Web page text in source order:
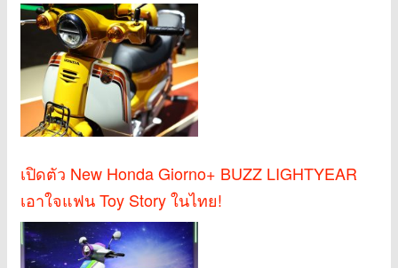
เปิดตัว New Honda Giorno+ BUZZ LIGHTYEAR
เอาใจแฟน Toy Story ในไทย!